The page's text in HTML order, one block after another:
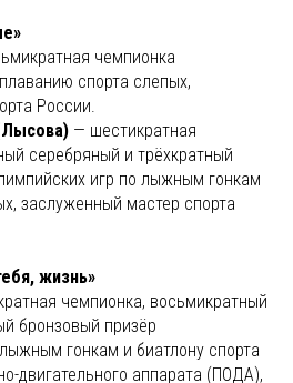
чемпионка
спорта слепых,
России.
— шестикратная
серебряный и трёхкратный
игр по лыжным гонкам
заслуженный мастер спорта
жизнь»
чемпионка, восьмикратный
бронзовый призёр
гонкам и биатлону спорта
двигательного аппарата (ПОДА),